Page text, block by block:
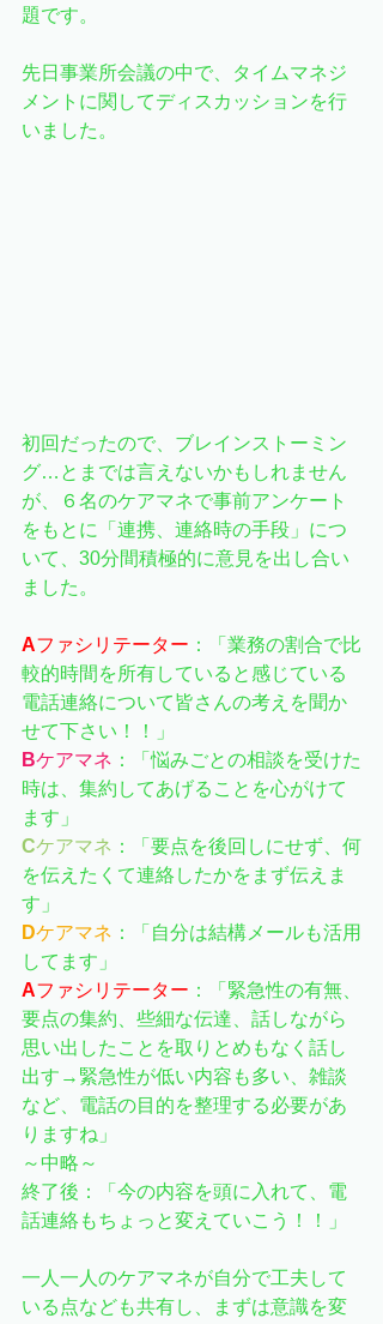
題です。
先日事業所会議の中で、タイムマネジ
メントに関してディスカッションを行
いました。
初回だったので、ブレインストーミン
グ…とまでは言えないかもしれません
が、６名のケアマネで事前アンケート
をもとに「連携、連絡時の手段」につ
いて、30分間積極的に意見を出し合い
ました。
Aファシリテーター ：「業務の割合で比
較的時間を所有していると感じている
電話連絡について皆さんの考えを聞か
せて下さい！！」
Bケアマネ ：「悩みごとの相談を受けた
時は、集約してあげることを心がけて
ます」
Cケアマネ ：「要点を後回しにせず、何
を伝えたくて連絡したかをまず伝えま
す」
Dケアマネ ：「自分は結構メールも活用
してます」
Aファシリテーター ：「緊急性の有無、
要点の集約、些細な伝達、話しながら
思い出したことを取りとめもなく話し
出す→緊急性が低い内容も多い、雑談
など、電話の目的を整理する必要があ
りますね」
～中略～
終了後：「今の内容を頭に入れて、電
話連絡もちょっと変えていこう！！」
一人一人のケアマネが自分で工夫して
いる点なども共有し、まずは意識を変